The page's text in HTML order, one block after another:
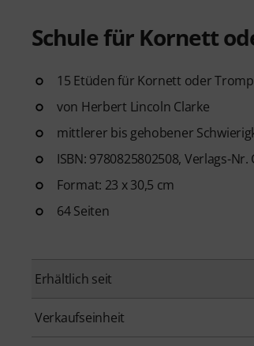
Schule für Kornett
15 Etüden für Kornett oder
von Herbert Lincoln Clarke
mittlerer bis gehobener
ISBN: 9780825802508, Verlags-Nr.
Format: 23 x 30,5 cm
64 Seiten
Erhältlich seit
Verkaufseinheit